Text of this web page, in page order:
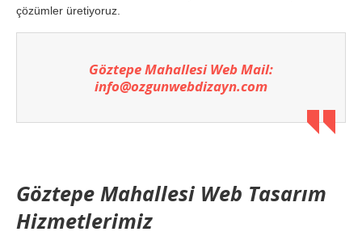
çözümler üretiyoruz.
Göztepe Mahallesi Web Mail:
info@ozgunwebdizayn.com
Göztepe Mahallesi Web Tasarım
Hizmetlerimiz